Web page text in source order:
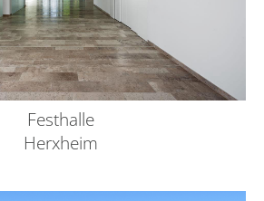
Festhalle
Herxheim